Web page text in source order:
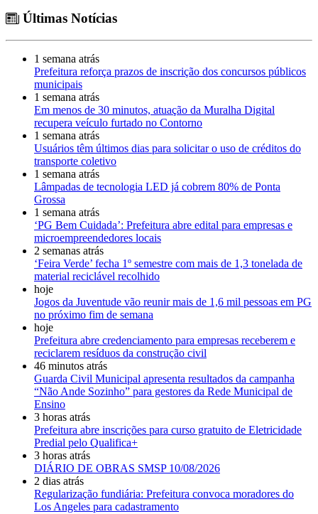
Últimas Notícias
1 semana atrás
Prefeitura reforça prazos de inscrição dos concursos públicos
municipais
1 semana atrás
Em menos de 30 minutos, atuação da Muralha Digital
recupera veículo furtado no Contorno
1 semana atrás
Usuários têm últimos dias para solicitar o uso de créditos do
transporte coletivo
1 semana atrás
Lâmpadas de tecnologia LED já cobrem 80% de Ponta
Grossa
1 semana atrás
‘PG Bem Cuidada’: Prefeitura abre edital para empresas e
microempreendedores locais
2 semanas atrás
‘Feira Verde’ fecha 1º semestre com mais de 1,3 tonelada de
material reciclável recolhido
hoje
Jogos da Juventude vão reunir mais de 1,6 mil pessoas em PG
no próximo fim de semana
hoje
Prefeitura abre credenciamento para empresas receberem e
reciclarem resíduos da construção civil
46 minutos atrás
Guarda Civil Municipal apresenta resultados da campanha
“Não Ande Sozinho” para gestores da Rede Municipal de
Ensino
3 horas atrás
Prefeitura abre inscrições para curso gratuito de Eletricidade
Predial pelo Qualifica+
3 horas atrás
DIÁRIO DE OBRAS SMSP 10/08/2026
2 dias atrás
Regularização fundiária: Prefeitura convoca moradores do
Los Angeles para cadastramento